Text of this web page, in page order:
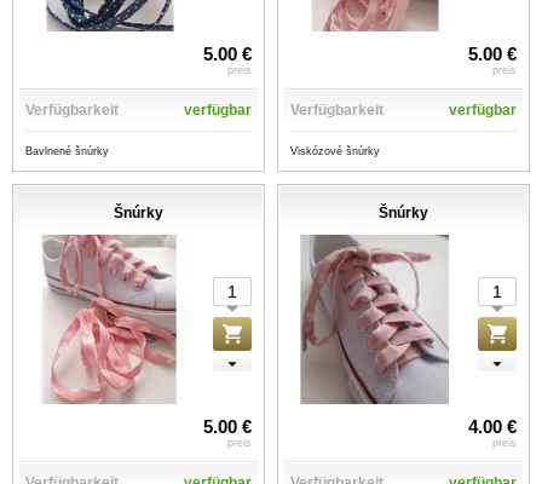
5.00 €
preis
Verfügbarkeit verfügbar
Bavlnené šnúrky
5.00 €
preis
Verfügbarkeit verfügbar
Viskózové šnúrky
Šnúrky
5.00 €
preis
Šnúrky
4.00 €
preis